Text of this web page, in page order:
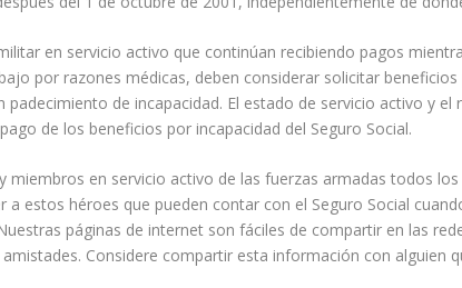
en servicio activo que continúan recibiendo pagos
por razones médicas, deben considerar solicitar
padecimiento de incapacidad. El estado de servicio activo y el
de los beneficios por incapacidad del Seguro Social.
miembros en servicio activo de las fuerzas armadas todos
a estos héroes que pueden contar con el Seguro Social
páginas de internet son fáciles de compartir en las
Considere compartir esta información con alguien